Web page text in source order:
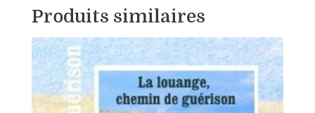
Produits similaires